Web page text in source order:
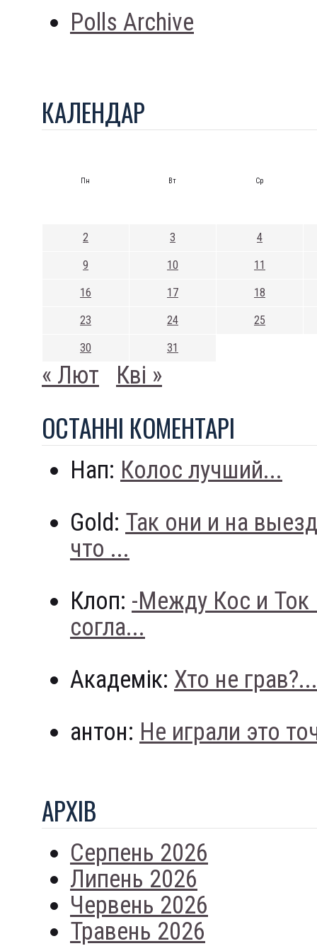
Polls Archive
КАЛЕНДАР
Пн Вт Ср
2 3 4
9 10 11
16 17 18
23 24 25
30 31
« Лют Кві »
ОСТАННI КОМЕНТАРI
Нап: Колос лучший...
Gold: Так они и на
что ...
Клоп: -Между Кос и
согла...
Академік: Хто не грав?...
антон: Не играли это
АРХIВ
Серпень 2026
Липень 2026
Червень 2026
Травень 2026